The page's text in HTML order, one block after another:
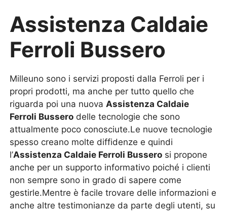
Assistenza Caldaie
Ferroli Bussero
Milleuno sono i servizi proposti dalla Ferroli per i
propri prodotti, ma anche per tutto quello che
riguarda poi una nuovaAssistenza Caldaie
Ferroli Bussero delle tecnologie che sono
attualmente poco conosciute.Le nuove tecnologie
spesso creano molte diffidenze e quindi
l’Assistenza Caldaie Ferroli Bussero si propone
anche per un supporto informativo poiché i clienti
non sempre sono in grado di sapere come
gestirle.Mentre è facile trovare delle informazioni e
anche altre testimonianze da parte degli utenti, su